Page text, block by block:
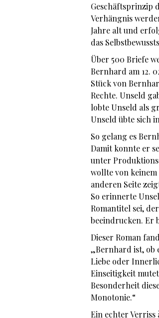
Geschäftsprinzip
Verhängnis
Jahre alt und
das
Über 500 Briefe
Bernhard am 12.
Stück von
Rechte. Unseld
lobte Unseld als
Unseld übte sich
So gelang es
Damit konnte er
unter
wollte von keinem
anderen Seite
So erinnerte
Romantitel sei,
beeindrucken. Er
Dieser Roman
„Bernhard ist, ob
Liebe oder
Einseitigkeit
Besonderheit
Monotonie.“
Ein echter Verriss